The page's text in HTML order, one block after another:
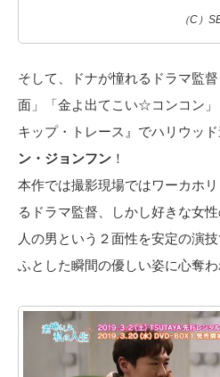
（C）
そして、ドナが憧れるドラマ監
面」「金よ出てこい☆コンコン
キップ・トレース』でハリウッ
ン・ジョンフン ！
本作では撮影現場ではワーカホ
るドラマ監督、しかし好きな女
人の男という２面性を安定の演
ふとした瞬間の優しい姿に心奪わ